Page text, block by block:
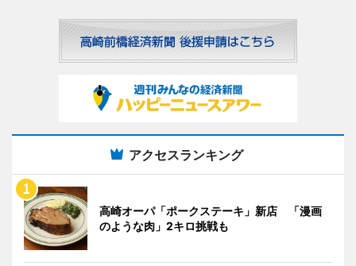
アクセスランキング
高崎オーパ「ポークステーキ」新店 「漫画
のような肉」2キロ挑戦も